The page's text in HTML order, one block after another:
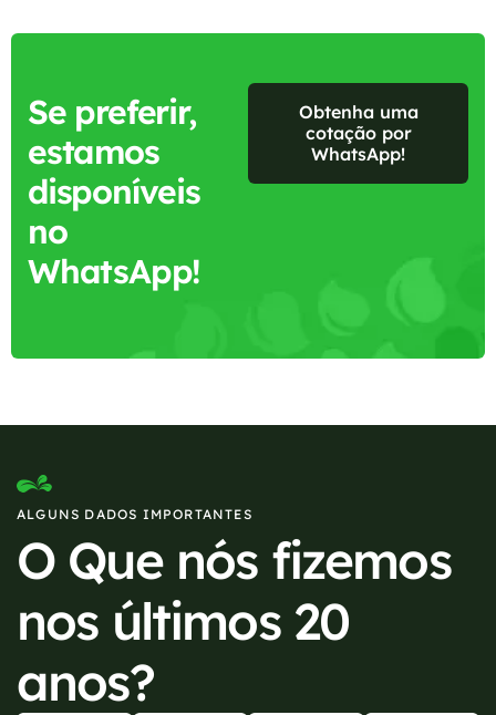
Se preferir,
estamos
disponíveis
no
WhatsApp!
Obtenha uma
cotação por
WhatsApp!
ALGUNS DADOS IMPORTANTES
O Que nós fizemos
nos últimos 20
anos?